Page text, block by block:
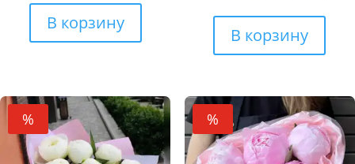
5
750,00₽.
В корзину
13
590,00₽.
В корзину
% %